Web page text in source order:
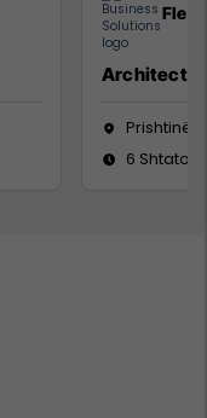
Flex
Architect
Prishtinë
6 Shtator